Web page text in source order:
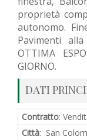
proprietà
autonomo.
Pavimenti alla
OTTIMA
GIORNO.
DATI
Contratto:
Città: San